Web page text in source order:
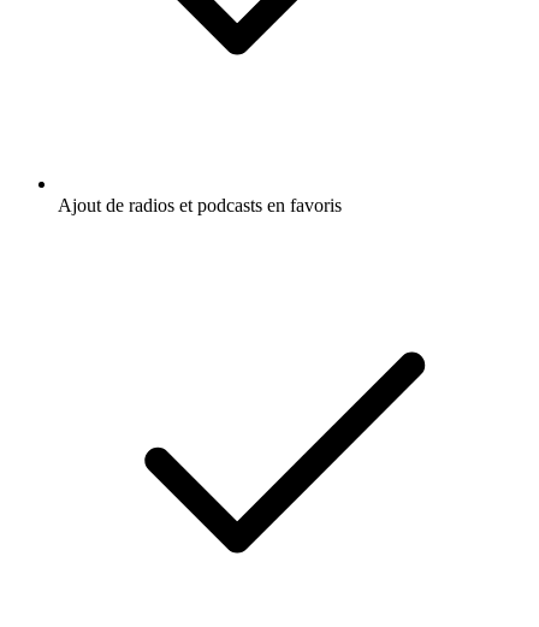
Ajout de radios et podcasts en favoris